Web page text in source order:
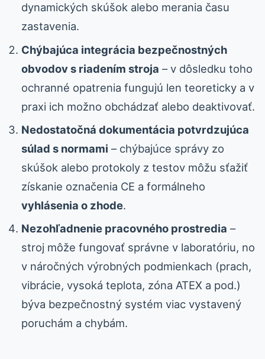
dynamických skúšok alebo merania času
zastavenia.
Chýbajúca integrácia bezpečnostných
obvodov s riadením stroja – v dôsledku toho
ochranné opatrenia fungujú len teoreticky a v
praxi ich možno obchádzať alebo deaktivovať.
Nedostatočná dokumentácia potvrdzujúca
súlad s normami – chýbajúce správy zo
skúšok alebo protokoly z testov môžu sťažiť
získanie označenia CE a formálneho
vyhlásenia o zhode.
Nezohľadnenie pracovného prostredia –
stroj môže fungovať správne v laboratóriu, no
v náročných výrobných podmienkach (prach,
vibrácie, vysoká teplota, zóna ATEX a pod.)
býva bezpečnostný systém viac vystavený
poruchám a chybám.